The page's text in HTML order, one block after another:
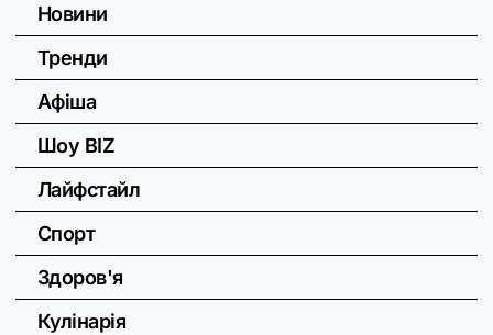
Новини
Тренди
Афіша
Шоу BIZ
Лайфстайл
Спорт
Здоров'я
Кулінарія